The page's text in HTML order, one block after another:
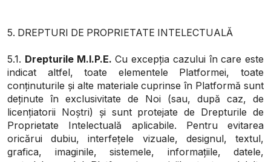
5. DREPTURI DE PROPRIETATE INTELECTUALĂ
5.1. Drepturile M.I.P.E. Cu excepția cazului în care este
indicat altfel, toate elementele Platformei, toate
conținuturile și alte materiale cuprinse în Platformă sunt
deținute în exclusivitate de Noi (sau, după caz, de
licențiatorii Noștri) și sunt protejate de Drepturile de
Proprietate Intelectuală aplicabile. Pentru evitarea
oricărui dubiu, interfețele vizuale, designul, textul,
grafica, imaginile, sistemele, informațiile, datele,